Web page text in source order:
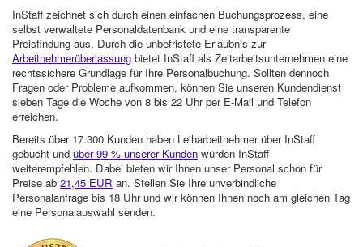
InStaff zeichnet sich durch einen einfachen Buchungsprozess, eine
selbst verwaltete Personaldatenbank und eine transparente
Preisfindung aus. Durch die unbefristete Erlaubnis zur
Arbeitnehmerüberlassung bietet InStaff als Zeitarbeitsunternehmen eine
rechtssichere Grundlage für Ihre Personalbuchung. Sollten dennoch
Fragen oder Probleme aufkommen, können Sie unseren Kundendienst
sieben Tage die Woche von 8 bis 22 Uhr per E-Mail und Telefon
erreichen.
Bereits über 17.300 Kunden haben Leiharbeitnehmer über InStaff
gebucht und über 99 % unserer Kunden würden InStaff
weiterempfehlen. Dabei bieten wir Ihnen unser Personal schon für
Preise ab 21,45 EUR an. Stellen Sie Ihre unverbindliche
Personalanfrage bis 18 Uhr und wir können Ihnen noch am gleichen Tag
eine Personalauswahl senden.